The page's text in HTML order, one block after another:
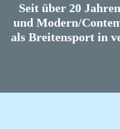
Seit über 20
und Modern/
als Breitensport in